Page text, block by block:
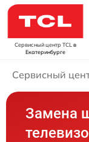
Сервисный центр TCL в
Екатеринбурге
Сервисный
Замена